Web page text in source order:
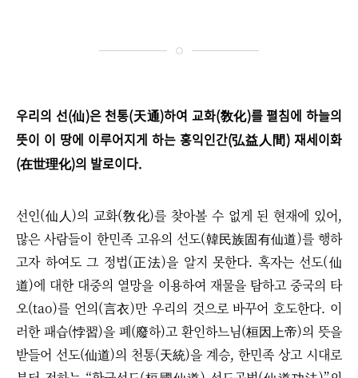
우리의 선(仙)은 천통(天通)하여 교화(敎化)를 펼침에 하늘의
뜻이 이 땅에 이루어지게 하는 홍익인간(弘益人間) 재세이화
(在世理化)의 발로이다.
선인(仙人)의 교화(敎化)를 찾아볼 수 없게 된 현재에 있어,
많은 사람들이 한민족 고유의 선도(韓民族固有仙道)를 행하
고자 하여도 그 정법(正法)을 알지 못한다. 혹자는 선도(仙
道)에 대한 대중의 열망을 이용하여 재물을 탐하고 중국의 타
오(tao)를 언의(言衣)만 우리의 것으로 바꾸어 호도한다.​ 이
러한 패습(悖習)을 폐(廢하)고 환인하느님(桓因上帝)의 뜻을
받들어 선도(仙道)의 천통(天統)을 계승, 한민족 상고 시대로